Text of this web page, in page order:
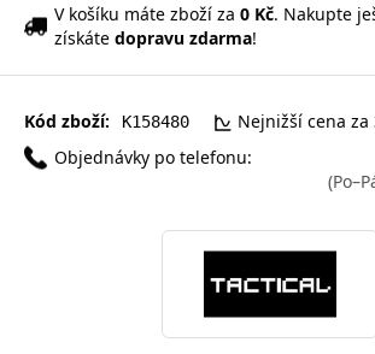
V košíku máte zboží za 0 Kč. Nakupte
získáte dopravu zdarma!
Kód zboží: K158480
Nejnižší cena za
Objednávky po telefonu: